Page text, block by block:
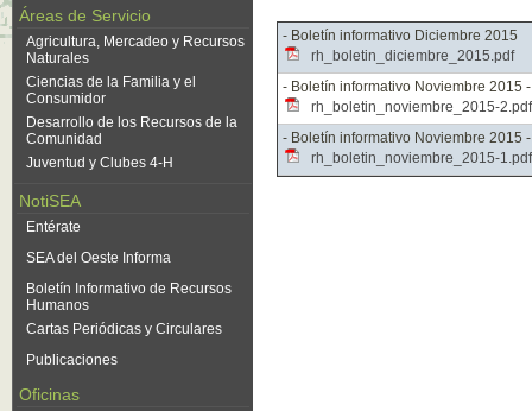
Áreas de Servicio
Agricultura, Mercadeo y Recursos
Naturales
Ciencias de la Familia y el
Consumidor
Desarrollo de los Recursos de la
Comunidad
Juventud y Clubes 4-H
NotiSEA
Entérate
SEA del Oeste Informa
Boletín Informativo de Recursos
Humanos
Cartas Periódicas y Circulares
Publicaciones
Oficinas
- Boletín informativo Diciembre 2015
rh_boletin_diciembre_2015.pdf
- Boletín informativo Noviembre 2015
rh_boletin_noviembre_2015-2.pdf
- Boletín informativo Noviembre 2015
rh_boletin_noviembre_2015-1.pdf